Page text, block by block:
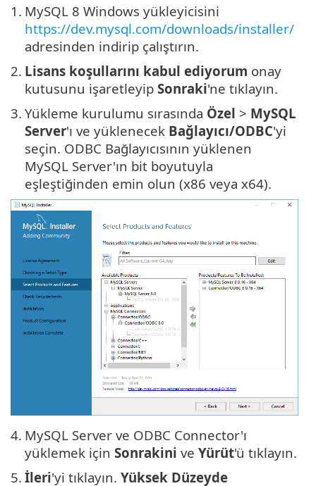
1. MySQL 8 Windows yükleyicisini
https://dev.mysql.com/downloads/installer/
adresinden indirip çalıştırın.
2. Lisans koşullarını kabul ediyorum onay
kutusunu işaretleyip Sonraki'ne tıklayın.
3. Yükleme kurulumu sırasında Özel > MySQL
Server'ı ve yüklenecek Bağlayıcı/ODBC'yi
seçin. ODBC Bağlayıcısının yüklenen
MySQL Server'ın bit boyutuyla
eşleştiğinden emin olun (x86 veya x64).
4. MySQL Server ve ODBC Connector'ı
yüklemek için Sonrakini ve Yürüt'ü tıklayın.
5. İleri'yi tıklayın. Yüksek Düzeyde